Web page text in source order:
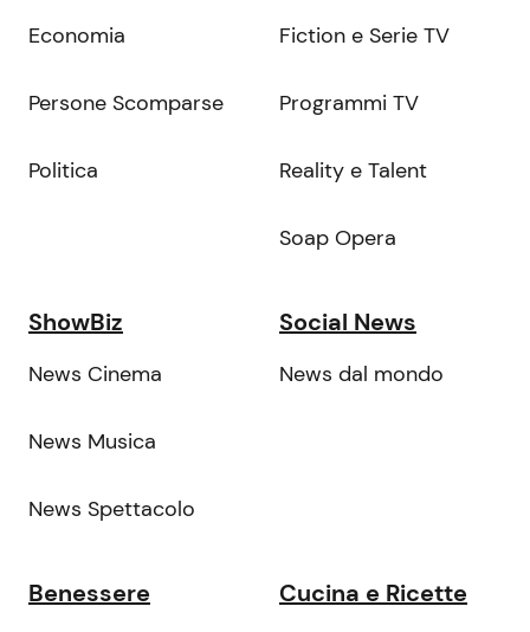
Economia
Persone Scomparse
Politica
Fiction e Serie TV
Programmi TV
Reality e Talent
Soap Opera
ShowBiz
News Cinema
News Musica
News Spettacolo
Social News
News dal mondo
Benessere Cucina e Ricette